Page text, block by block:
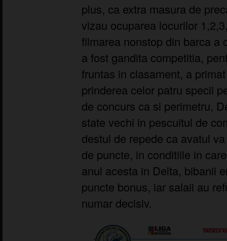
plus, ca extra masura de
vizau ocuparea locurilor
filmarea nonstop din barca a
a fost gandita competitia,
fruntas in clasament, a
prinderea celor patru specii
de concurs ca si perimetru,
state vechi in pescuitul de
destul de repede ca avatul
de puncte, in conditiile in
anul acesta in Delta, bibanii
puncte bonus, iar salaii au
numar decisiv.